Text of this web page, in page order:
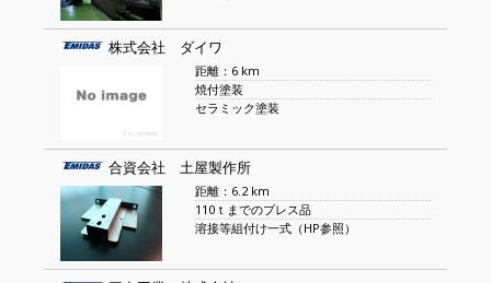
株式会社 ダイワ
距離：6 km
焼付塗装
セラミック塗装
合資会社 土屋製作所
距離：6.2 km
110ｔまでのプレス品
溶接等組付け一式（HP参照）